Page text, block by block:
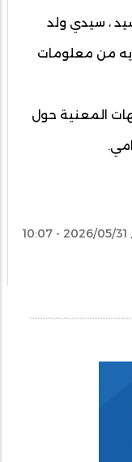
، سيدي ولد
من معلومات
المعنية حول